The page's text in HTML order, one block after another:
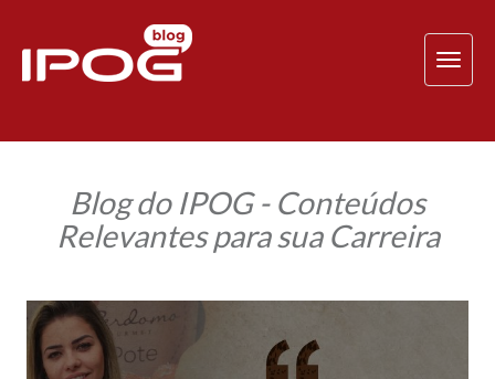
Blog do IPOG - Conteúdos
Relevantes para sua Carreira
#MulheresNoComando:
quando
empreender
torna-